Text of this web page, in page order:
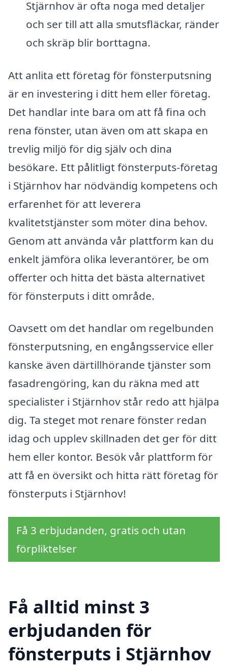
Stjärnhov är ofta noga med detaljer
och ser till att alla smutsfläckar, ränder
och skräp blir borttagna.
Att anlita ett företag för fönsterputsning
är en investering i ditt hem eller företag.
Det handlar inte bara om att få fina och
rena fönster, utan även om att skapa en
trevlig miljö för dig själv och dina
besökare. Ett pålitligt fönsterputs-företag
i Stjärnhov har nödvändig kompetens och
erfarenhet för att leverera
kvalitetstjänster som möter dina behov.
Genom att använda vår plattform kan du
enkelt jämföra olika leverantörer, be om
offerter och hitta det bästa alternativet
för fönsterputs i ditt område.
Oavsett om det handlar om regelbunden
fönsterputsning, en engångsservice eller
kanske även därtillhörande tjänster som
fasadrengöring, kan du räkna med att
specialister i Stjärnhov står redo att hjälpa
dig. Ta steget mot renare fönster redan
idag och upplev skillnaden det ger för ditt
hem eller kontor. Besök vår plattform för
att få en översikt och hitta rätt företag för
fönsterputs i Stjärnhov!
Få 3 erbjudanden, gratis och utan
förpliktelser
Få alltid minst 3
erbjudanden för
fönsterputs i Stjärnhov